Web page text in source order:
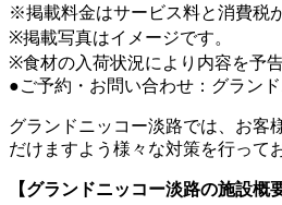
※掲載料金はサービス料と消費税
※掲載写真はイメージです。
※食材の入荷状況により内容を予
●ご予約・お問い合わせ：グラン
グランドニッコー淡路では、お客
だけますよう様々な対策を行って
【グランドニッコー淡路の施設概